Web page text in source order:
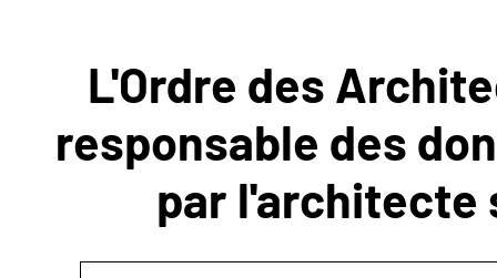
CONTACTER
L'Ordre des
responsable des
par l'architecte